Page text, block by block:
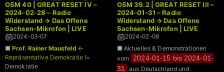
OSM 40 | GREAT RESET IV –
2024-02-28 – Radio
Widerstand → Das Offene
Sachsen-Mikrofon | LIVE
2024-03-07
■Prof. Rainer Mausfeld ←
Repräsentative Demokratie!=
Demokratie
OSM 39.2 | GREAT RESET III –
2024-01-31 – Radio
Widerstand → Das Offene
Sachsen-Mikrofon | LIVE
2024-02-08
■ Aktuelles & Demonstrationen
vom 2024-01-15 bis 2024-01-
31 aus Deutschland und